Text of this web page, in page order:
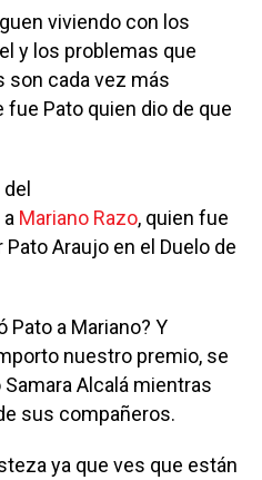
viviendo con los
y los problemas que
son cada vez más
Pato quien dio de que
Mariano Razo, quien fue
Araujo en el Duelo de
Pato a Mariano? Y
nuestro premio, se
Alcalá mientras
sus compañeros.
ya que ves que están